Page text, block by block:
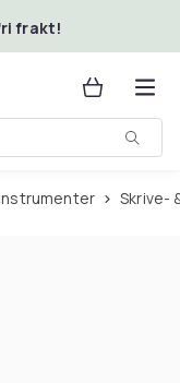
frakt!